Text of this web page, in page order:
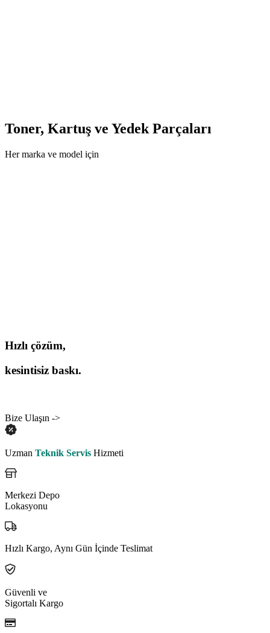
Toner, Kartuş ve Yedek Parçaları
Her marka ve model için
Hızlı çözüm,
kesintisiz baskı.
Bize Ulaşın ->
Uzman Teknik Servis Hizmeti
Merkezi Depo
Lokasyonu
Hızlı Kargo, Aynı Gün İçinde Teslimat
Güvenli ve
Sigortalı Kargo